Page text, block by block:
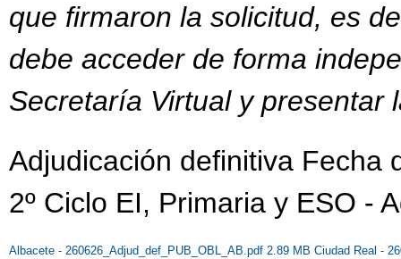
que firmaron la solicitud, es
debe acceder de forma
Secretaría Virtual y presentar
Adjudicación definitiva Fecha
2º Ciclo EI, Primaria y ESO -
Albacete - 260626_Adjud_def_PUB_OBL_AB.pdf 2.89 MB Ciudad Real -